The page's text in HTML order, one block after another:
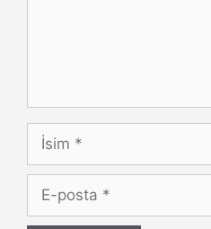
İsim
posta